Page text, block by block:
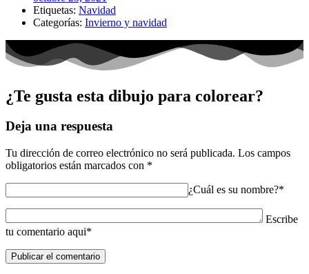
Etiquetas: Navidad
Categorías: Invierno y navidad
¿Te gusta esta dibujo para colorear?
Deja una respuesta
Tu dirección de correo electrónico no será publicada. Los campos
obligatorios están marcados con *
¿Cuál es su nombre?*
Escribe
tu comentario aqui*